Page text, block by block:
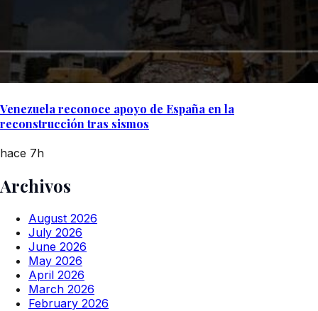
Venezuela reconoce apoyo de España en la
reconstrucción tras sismos
hace 7h
Archivos
August 2026
July 2026
June 2026
May 2026
April 2026
March 2026
February 2026